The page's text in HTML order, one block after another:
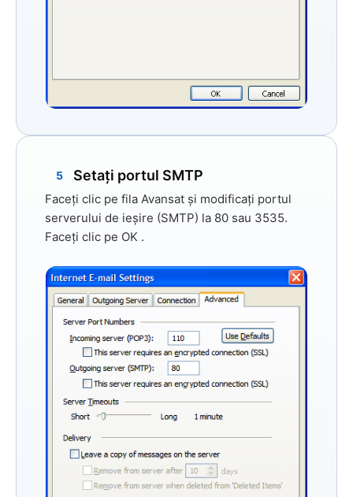
5 Setați portul SMTP
Faceți clic pe fila Avansat și modificați portul
serverului de ieșire (SMTP) la 80 sau 3535.
Faceți clic pe OK .